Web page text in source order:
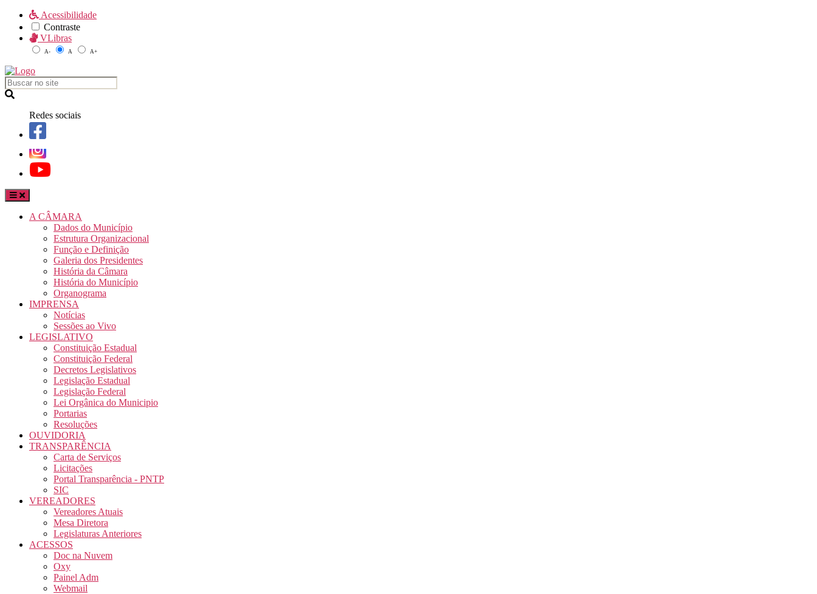
Acessibilidade
Contraste
VLibras
A- A A+
Redes sociais
A CÂMARA
Dados do Município
Estrutura Organizacional
Função e Definição
Galeria dos Presidentes
História da Câmara
História do Município
Organograma
IMPRENSA
Notícias
Sessões ao Vivo
LEGISLATIVO
Constituição Estadual
Constituição Federal
Decretos Legislativos
Legislação Estadual
Legislação Federal
Lei Orgânica do Municipio
Portarias
Resoluções
OUVIDORIA
TRANSPARÊNCIA
Carta de Serviços
Licitações
Portal Transparência - PNTP
SIC
VEREADORES
Vereadores Atuais
Mesa Diretora
Legislaturas Anteriores
ACESSOS
Doc na Nuvem
Oxy
Painel Adm
Webmail